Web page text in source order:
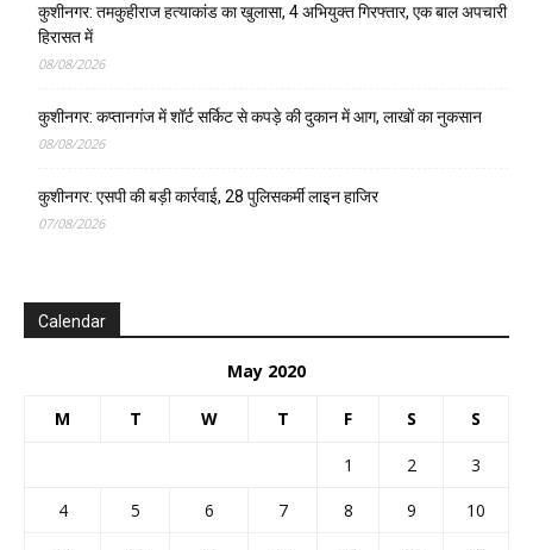
कुशीनगर: तमकुहीराज हत्याकांड का खुलासा, 4 अभियुक्त गिरफ्तार, एक बाल अपचारी
हिरासत में
08/08/2026
कुशीनगर: कप्तानगंज में शॉर्ट सर्किट से कपड़े की दुकान में आग, लाखों का नुकसान
08/08/2026
कुशीनगर: एसपी की बड़ी कार्रवाई, 28 पुलिसकर्मी लाइन हाजिर
07/08/2026
Calendar
May 2020
M T W T F S S
1 2
3
4
5 6 7 8 9
10